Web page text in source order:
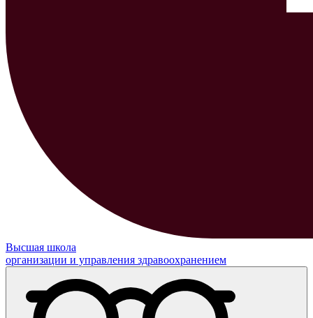
Высшая школа
организации и управления здравоохранением